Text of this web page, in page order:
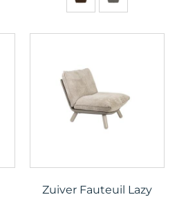
Zuiver Fauteuil Lazy